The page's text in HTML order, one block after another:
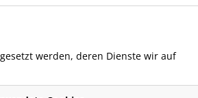
werden, deren Dienste wir auf